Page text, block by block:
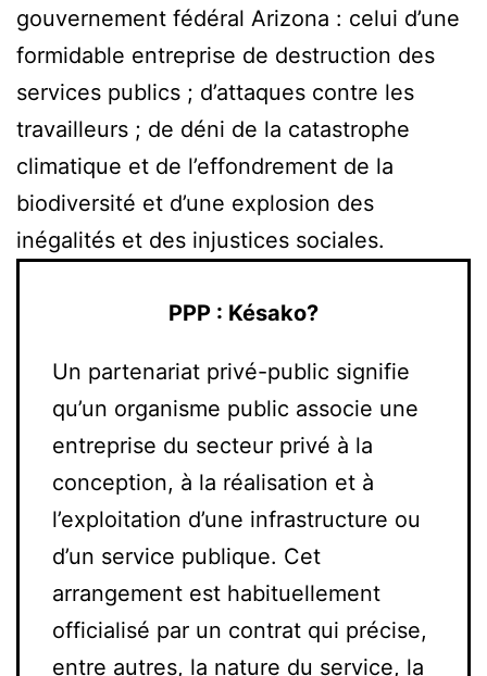
gouvernement fédéral Arizona : celui d’une
formidable entreprise de destruction des
services publics ; d’attaques contre les
travailleurs ; de déni de la catastrophe
climatique et de l’effondrement de la
biodiversité et d’une explosion des
inégalités et des injustices sociales.
PPP : Késako?
Un partenariat privé-public signifie
qu’un organisme public associe une
entreprise du secteur privé à la
conception, à la réalisation et à
l’exploitation d’une infrastructure ou
d’un service publique. Cet
arrangement est habituellement
officialisé par un contrat qui précise,
entre autres, la nature du service, la